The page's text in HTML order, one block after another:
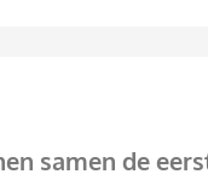
samen de